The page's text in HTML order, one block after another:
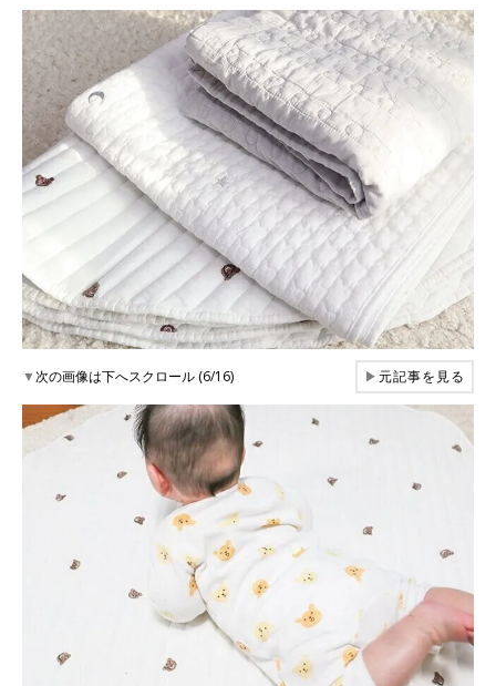
▼次の画像は下へスクロール (6/16) ▶元記事を見る